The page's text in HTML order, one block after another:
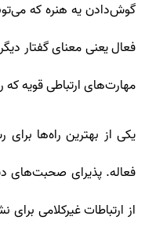
گوش‌دادن یه هنره که
فعال یعنی معنای گفتار
مهارت‌های ارتباطی قویه
یکی از بهترین راه‌ها
فعاله. پذیرای صحبت‌های
از ارتباطات غیرکلامی